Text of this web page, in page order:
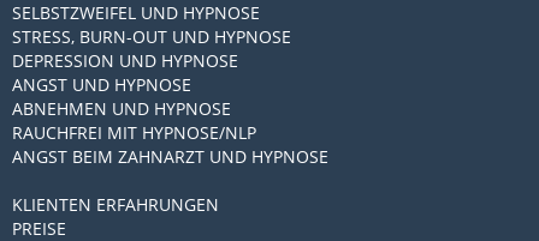
SELBSTZWEIFEL UND HYPNOSE
STRESS, BURN-OUT UND HYPNOSE
DEPRESSION UND HYPNOSE
ANGST UND HYPNOSE
ABNEHMEN UND HYPNOSE
RAUCHFREI MIT HYPNOSE/NLP
ANGST BEIM ZAHNARZT UND HYPNOSE
KLIENTEN ERFAHRUNGEN
PREISE